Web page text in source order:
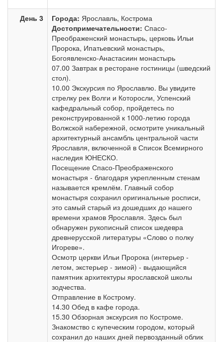
День 3 Города: Ярославль, Кострома
Достопримечательности: Спасо-
Преображенский монастырь, церковь Ильи
Пророка, Ипатьевский монастырь,
Богоявленско-Анастасиин монастырь
07.00 Завтрак в ресторане гостиницы (шведский
стол).
10.00 Экскурсия по Ярославлю. Вы увидите
стрелку рек Волги и Которосли, Успенский
кафедральный собор, пройдетесь по
реконструированной к 1000-летию города
Волжской набережной, осмотрите уникальный
архитектурный ансамбль центральной части
Ярославля, включенной в Список Всемирного
наследия ЮНЕСКО.
Посещение Спасо-Преображенского
монастыря - благодаря укрепленным стенам
называется кремлём. Главный собор
монастыря сохранил оригинальные росписи,
это самый старый из дошедших до нашего
времени храмов Ярославля. Здесь был
обнаружен рукописный список шедевра
древнерусской литературы «Слово о полку
Игореве».
Осмотр церкви Ильи Пророка (интерьер -
летом, экстерьер - зимой) - выдающийся
памятник архитектуры ярославской школы
зодчества.
Отправление в Кострому.
14.30 Обед в кафе города.
15.30 Обзорная экскурсия по Костроме.
Знакомство с купеческим городом, который
сохранил до наших дней первозданный облик